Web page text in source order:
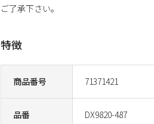
商品番号 71371421
品番 DX9820-487
ご了承下さい。
特徴